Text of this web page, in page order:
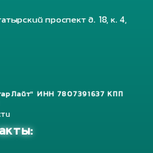
проспект д. 18, к. 4,
ИНН 7807391637 КПП